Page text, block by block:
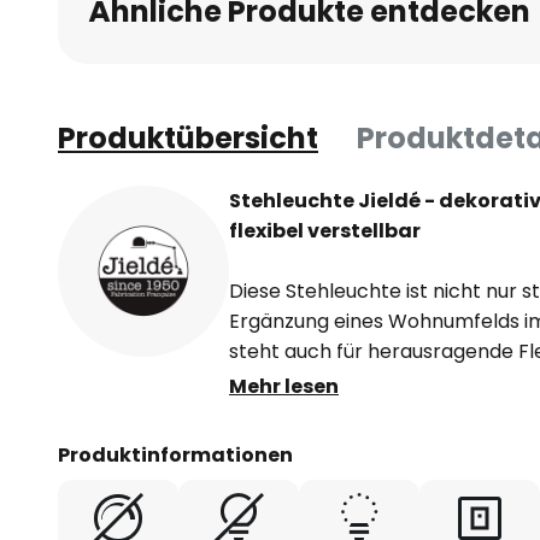
Ähnliche Produkte entdecken
Produktübersicht
Stehleuchte Jieldé -
flexibel verstellbar
Diese Stehleuchte ist nicht nur
Ergänzung eines Wohnumfelds
steht auch für herausragende
Lichtausrichtung.
Jean-Louis-Domecq kreierte in
nachempfunden ist. Für ihn
die Funktionalität im Fokus
Mehr lesen
Produktinformationen